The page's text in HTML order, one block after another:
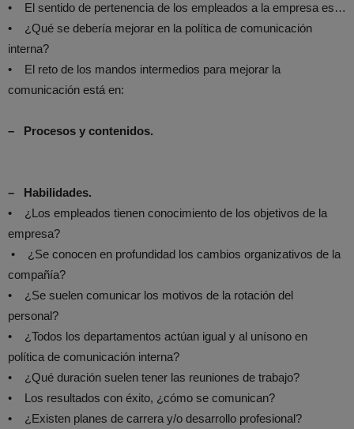
• El sentido de pertenencia de los empleados a la empresa es…
• ¿Qué se debería mejorar en la política de comunicación
interna?
• El reto de los mandos intermedios para mejorar la
comunicación está en:
– Procesos y contenidos.
– Habilidades.
• ¿Los empleados tienen conocimiento de los objetivos de la
empresa?
• ¿Se conocen en profundidad los cambios organizativos de la
compañía?
• ¿Se suelen comunicar los motivos de la rotación del
personal?
• ¿Todos los departamentos actúan igual y al unísono en
política de comunicación interna?
• ¿Qué duración suelen tener las reuniones de trabajo?
• Los resultados con éxito, ¿cómo se comunican?
• ¿Existen planes de carrera y/o desarrollo profesional?